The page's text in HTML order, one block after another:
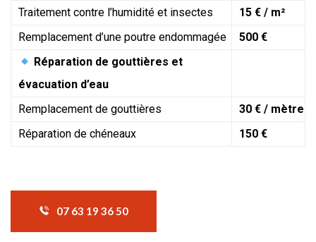
Traitement contre l’humidité et insectes
15 € / m²
Remplacement d’une poutre endommagée
500 €
Réparation de gouttières et
évacuation d’eau
Remplacement de gouttières
30 € / mètre
Réparation de chéneaux
150 €
07 63 19 36 50